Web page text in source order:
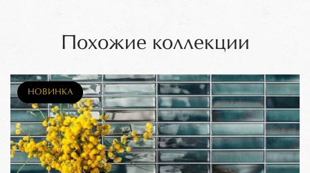
Похожие коллекции
НОВИНКА